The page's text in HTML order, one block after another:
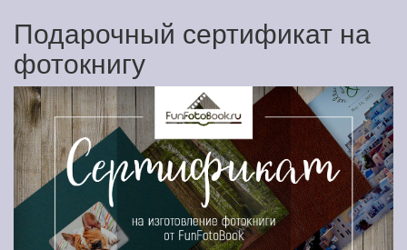
Подарочный сертификат на
фотокнигу